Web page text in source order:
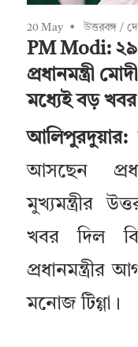
20 May উত্তরবঙ্গ /
PM Modi: ২৯
প্রধানমন্ত্রী
মধ্যেই বড় খবর
আলিপুরদুয়ার:
আসছেন
মুখ্যমন্ত্রীর
খবর দিল
প্রধানমন্ত্রীর
মনোজ টিগ্গা।